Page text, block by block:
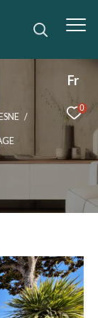
Fr
0